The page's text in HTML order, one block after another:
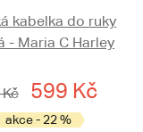
kabelka do ruky
- Maria C Harley
599 Kč
akce - 22 %